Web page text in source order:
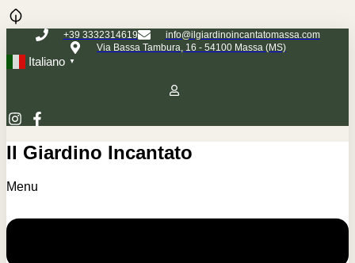
+39 3332314619
info@ilgiardinoincantatomassa.com
Via Bassa Tambura, 16 - 54100 Massa (MS)
Italiano ▼
Il Giardino Incantato
Menu